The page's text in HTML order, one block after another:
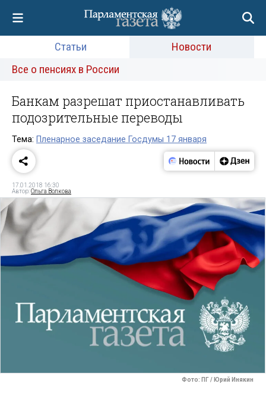
Статьи
Новости
Все о пенсиях в России
Банкам разрешат приостанавливать
подозрительные переводы
Тема: Пленарное заседание Госдумы 17 января
17.01.2018 16:30
Автор:Ольга Волкова
Фото: ПГ / Юрий Инякин